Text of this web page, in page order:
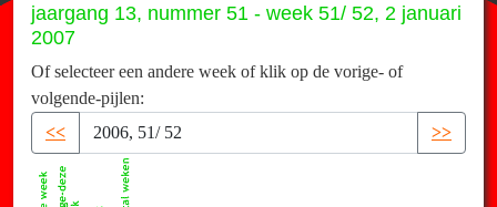
jaargang 13, nummer 51 - week 51/ 52, 2 januari
2007
Of selecteer een andere week of klik op de vorige- of
volgende-pijlen:
<<
>>